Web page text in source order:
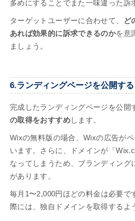
多めにすることでまた一味違った訴
ターゲットユーザーに合わせて、
ど
あれば効果的に訴求できるのかを意
ましょう。
6.ランディングページを公開する
完成したランディングページを公開
の取得をおすすめします。
Wixの無料版の場合、Wixの広告が
います。さらに、ドメインが「
なってしまうため、ブランディング
があります。
毎月1〜2,000円ほどの料金は必要で
際には、独自ドメインを取得するよ